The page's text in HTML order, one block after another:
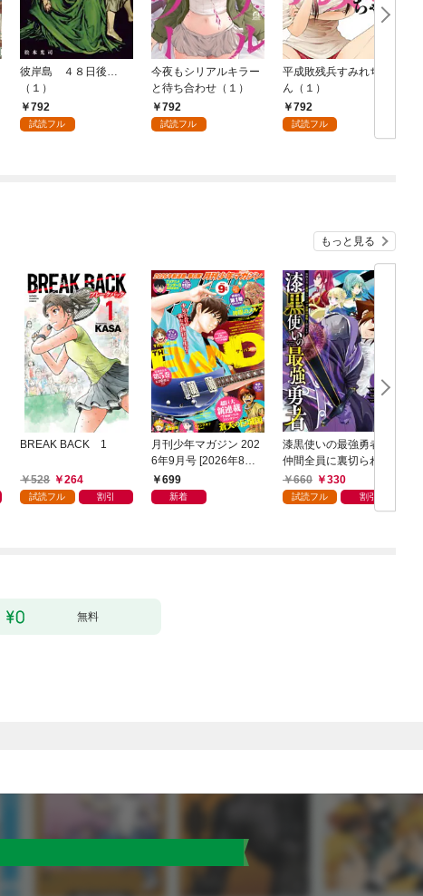
彼岸島 ４８日後…
（１）
792
試読フル
今夜もシリアルキラー
と待ち合わせ（１）
792
試読フル
平成敗残兵すみれちゃ
ん（１）
792
試読フル
もっと見る
BREAK BACK 1
528 264
試読フル 割引
月刊少年マガジン 202
6年9月号 [2026年8月6
日発売]
699
新着
漆黒使いの最強勇者
仲間全員に裏切られた
ので最強の魔物と組み
ます 1巻
660 330
試読フル 割引
無料